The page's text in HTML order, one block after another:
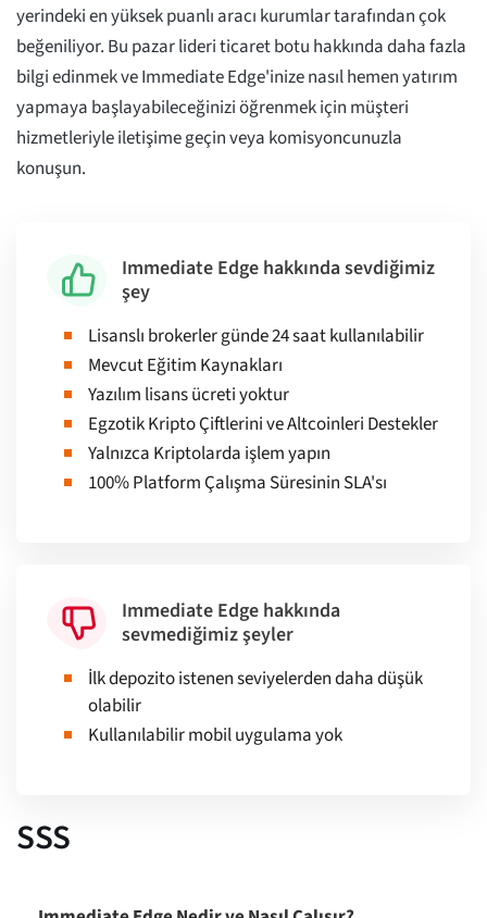
yerindeki en yüksek puanlı aracı kurumlar tarafından çok
beğeniliyor. Bu pazar lideri ticaret botu hakkında daha fazla
bilgi edinmek ve Immediate Edge'inize nasıl hemen yatırım
yapmaya başlayabileceğinizi öğrenmek için müşteri
hizmetleriyle iletişime geçin veya komisyoncunuzla
konuşun.
Immediate Edge hakkında sevdiğimiz
şey
Lisanslı brokerler günde 24 saat kullanılabilir
Mevcut Eğitim Kaynakları
Yazılım lisans ücreti yoktur
Egzotik Kripto Çiftlerini ve Altcoinleri Destekler
Yalnızca Kriptolarda işlem yapın
100% Platform Çalışma Süresinin SLA'sı
Immediate Edge hakkında
sevmediğimiz şeyler
İlk depozito istenen seviyelerden daha düşük
olabilir
Kullanılabilir mobil uygulama yok
SSS